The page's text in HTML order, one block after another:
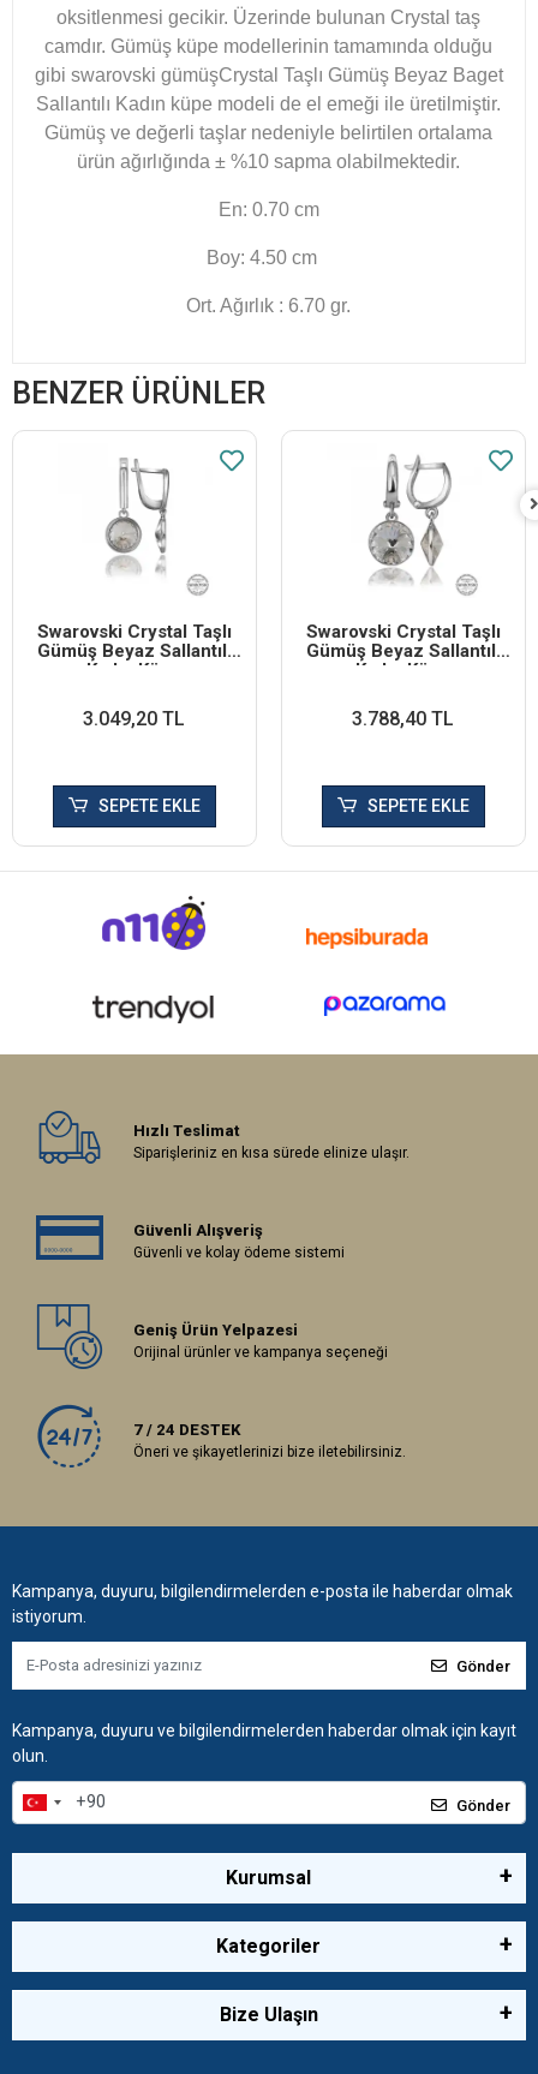
oksitlenmesi gecikir. Üzerinde bulunan Crystal taş
camdır. Gümüş küpe modellerinin tamamında olduğu
gibi swarovski gümüşCrystal Taşlı Gümüş Beyaz Baget
Sallantılı Kadın küpe modeli de el emeği ile üretilmiştir.
Gümüş ve değerli taşlar nedeniyle belirtilen ortalama
ürün ağırlığında ± %10 sapma olabilmektedir.
En: 0.70 cm
Boy: 4.50 cm
Ort. Ağırlık : 6.70 gr.
BENZER ÜRÜNLER
Swarovski Crystal Taşlı
Gümüş Beyaz Sallantılı
Kadın Küpe
3.049,20 TL
SEPETE EKLE
Swarovski Crystal Taşlı
Gümüş Beyaz Sallantılı
Kadın Küpe
3.788,40 TL
SEPETE EKLE
Hızlı Teslimat
Siparişleriniz en kısa sürede elinize ulaşır.
Güvenli Alışveriş
Güvenli ve kolay ödeme sistemi
Geniş Ürün Yelpazesi
Orijinal ürünler ve kampanya seçeneği
7 / 24 DESTEK
Öneri ve şikayetlerinizi bize iletebilirsiniz.
Kampanya, duyuru, bilgilendirmelerden e-posta ile haberdar olmak
istiyorum.
Gönder
Kampanya, duyuru ve bilgilendirmelerden haberdar olmak için kayıt
olun.
Gönder
Kurumsal
Kategoriler
Bize Ulaşın